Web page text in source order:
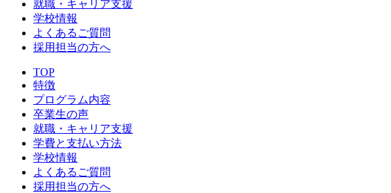
就職・キャリア支援
学校情報
よくあるご質問
採用担当の方へ
TOP
特徴
プログラム内容
卒業生の声
就職・キャリア支援
学費と支払い方法
学校情報
よくあるご質問
採用担当の方へ